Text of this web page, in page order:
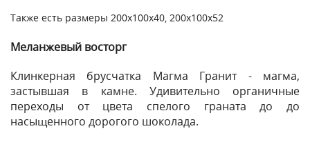
Также есть размеры 200х100х40, 200х100х52
Меланжевый восторг
Клинкерная брусчатка Магма Гранит - магма,
застывшая в камне. Удивительно органичные
переходы от цвета спелого граната до до
насыщенного дорогого шоколада.